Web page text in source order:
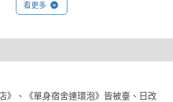
看更多
》、《單身宿舍連環泡》皆被臺、日改